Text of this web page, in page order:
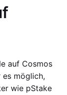
auf Cosmos
es möglich,
wie pStake